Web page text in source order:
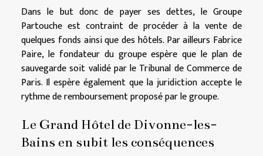
Dans le but donc de payer ses dettes, le Groupe
Partouche est contraint de procéder à la vente de
quelques fonds ainsi que des hôtels. Par ailleurs Fabrice
Paire, le fondateur du groupe espère que le plan de
sauvegarde soit validé par le Tribunal de Commerce de
Paris. Il espère également que la juridiction accepte le
rythme de remboursement proposé par le groupe.
Le Grand Hôtel de Divonne-les-
Bains en subit les conséquences